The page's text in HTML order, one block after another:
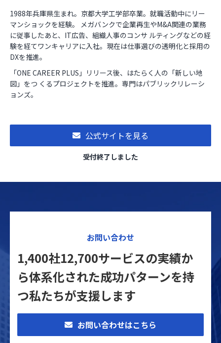
1988年兵庫県⽣まれ。京都⼤学⼯学部卒業。就職活動中にリー
マンショックを経験。 メガバンクで企業再⽣やM&A関連の業務
に従事したあと、IT広告、組織⼈事のコンサ ルティングなどの経
験を経てワンキャリアに⼊社。現在は仕事選びの透明化と採⽤の
DXを推進。
「ONE CAREER PLUS」リリース後、はたらく⼈の「新しい地
図」をつ くるプロジェクトを推進。専⾨はパブリックリレーシ
ョンズ。
公式サイトを見る
受付終了しました
お問い合わせ
1,400社12,700サービスの実績か
ら体系化された成功パターンを持
つ私たちが支援します
お問い合わせはこちら